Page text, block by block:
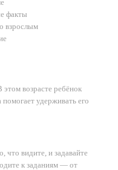
факты
взрослым
этом возрасте ребёнок
удерживать его
что видите, и задавайте
к заданиям — от